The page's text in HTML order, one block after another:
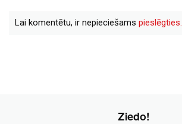
Lai komentētu, ir nepieciešams pieslēgties.
Ziedo!